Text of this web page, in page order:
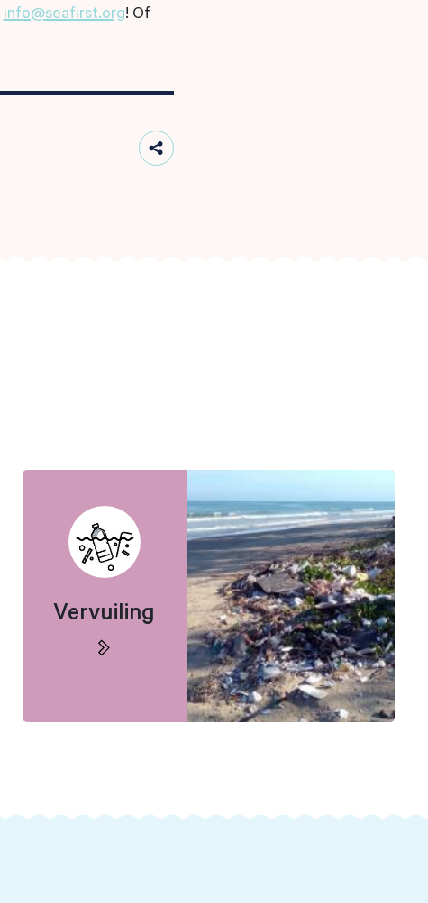
info@seafirst.org! Of
Vervuiling